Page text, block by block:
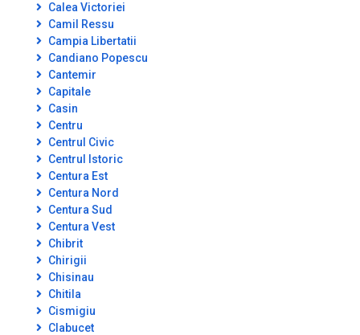
Calea Victoriei
Camil Ressu
Campia Libertatii
Candiano Popescu
Cantemir
Capitale
Casin
Centru
Centrul Civic
Centrul Istoric
Centura Est
Centura Nord
Centura Sud
Centura Vest
Chibrit
Chirigii
Chisinau
Chitila
Cismigiu
Clabucet